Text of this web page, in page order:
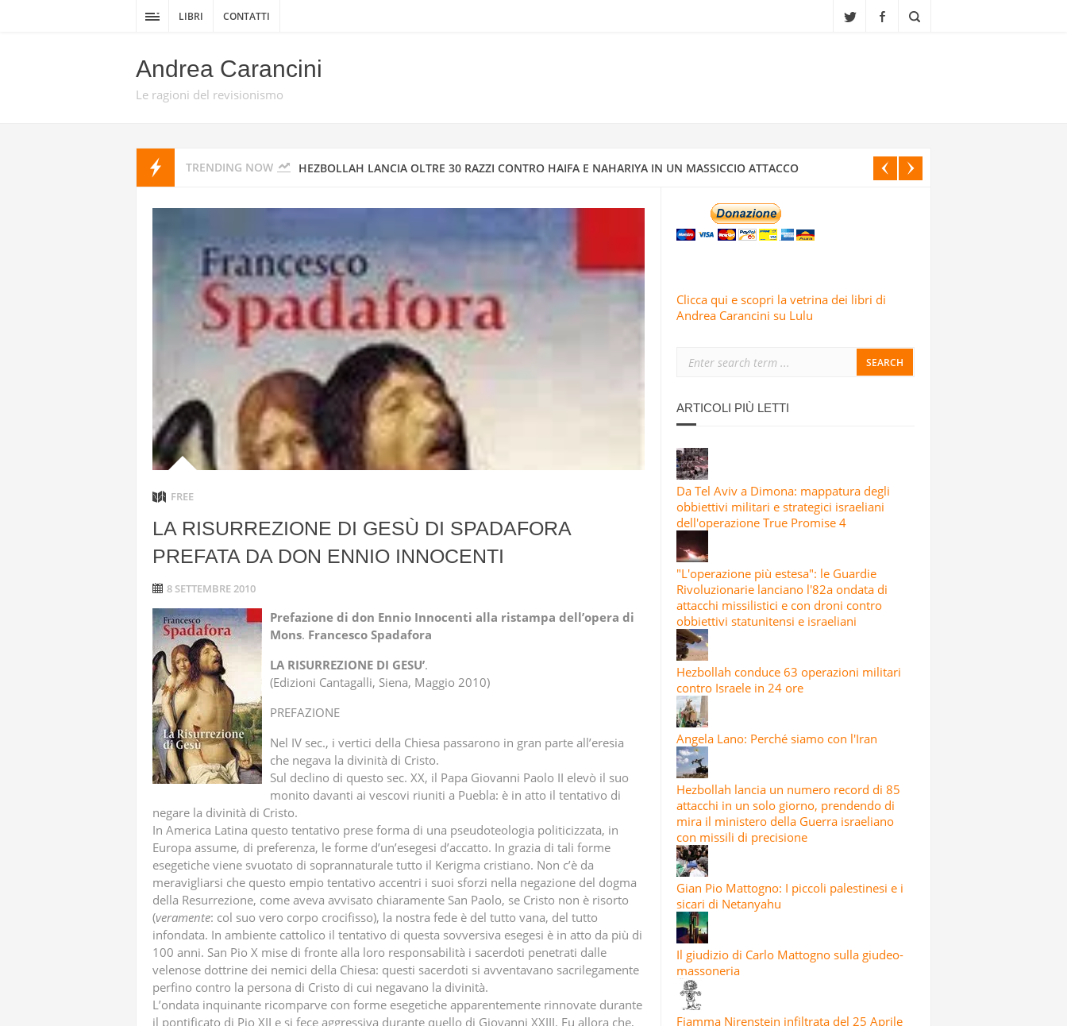
LIBRI CONTATTI
Andrea Carancini
Le ragioni del revisionismo
TRENDING NOW HEZBOLLAH LANCIA OLTRE 30 RAZZI CONTRO HAIFA E NAHARIYA IN UN MASSICCIO ATTACCO
STATI UNITI E ISRAELE INTENSIFICANO GLI ATTACCHI CONTRO AREE RESIDENZIALI, SCUOLE E CENTRI CULTURALI IN
IRAN
I MISSILI IRANIANI PIOVONO SUI CENTRI DI INTELLIGENCE “SICURI” DI ISRAELE: LO AFFERMA IL CORPO DELLE
GUARDIE RIVOLUZIONARIE ISLAMICHE
ANGELA LANO: PERCHÉ SIAMO CON L’IRAN
“L’OPERAZIONE PIÙ ESTESA”: LE GUARDIE RIVOLUZIONARIE LANCIANO L’82A ONDATA DI ATTACCHI MISSILISTICI E
CON DRONI CONTRO OBBIETTIVI STATUNITENSI E ISRAELIANI
FREE
LA RISURREZIONE DI GESÙ DI SPADAFORA
PREFATA DA DON ENNIO INNOCENTI
8 SETTEMBRE 2010
Prefazione di don Ennio Innocenti alla ristampa dell’opera di
Mons. Francesco Spadafora
LA RISURREZIONE DI GESU’.
(Edizioni Cantagalli, Siena, Maggio 2010)
PREFAZIONE
Nel IV sec., i vertici della Chiesa passarono in gran parte all’eresia
che negava la divinità di Cristo.
Sul declino di questo sec. XX, il Papa Giovanni Paolo II elevò il suo
monito davanti ai vescovi riuniti a Puebla: è in atto il tentativo di
negare la divinità di Cristo.
In America Latina questo tentativo prese forma di una pseudoteologia politicizzata, in
Europa assume, di preferenza, le forme d’un’esegesi d’accatto. In grazia di tali forme
esegetiche viene svuotato di soprannaturale tutto il Kerigma cristiano. Non c’è da
meravigliarsi che questo empio tentativo accentri i suoi sforzi nella negazione del dogma
della Resurrezione, come aveva avvisato chiaramente San Paolo, se Cristo non è risorto
(veramente: col suo vero corpo crocifisso), la nostra fede è del tutto vana, del tutto
infondata. In ambiente cattolico il tentativo di questa sovversiva esegesi è in atto da più di
100 anni. San Pio X mise di fronte alla loro responsabilità i sacerdoti penetrati dalle
velenose dottrine dei nemici della Chiesa: questi sacerdoti si avventavano sacrilegamente
perfino contro la persona di Cristo di cui negavano la divinità.
L’ondata inquinante ricomparve con forme esegetiche apparentemente rinnovate durante
il pontificato di Pio XII e si fece aggressiva durante quello di Giovanni XXIII. Fu allora che,
Clicca qui e scopri la vetrina dei libri di
Andrea Carancini su Lulu
ARTICOLI PIÙ LETTI
Da Tel Aviv a Dimona: mappatura degli
obbiettivi militari e strategici israeliani
dell'operazione True Promise 4
"L'operazione più estesa": le Guardie
Rivoluzionarie lanciano l'82a ondata di
attacchi missilistici e con droni contro
obbiettivi statunitensi e israeliani
Hezbollah conduce 63 operazioni militari
contro Israele in 24 ore
Angela Lano: Perché siamo con l'Iran
Hezbollah lancia un numero record di 85
attacchi in un solo giorno, prendendo di
mira il ministero della Guerra israeliano
con missili di precisione
Gian Pio Mattogno: I piccoli palestinesi e i
sicari di Netanyahu
Il giudizio di Carlo Mattogno sulla giudeo-
massoneria
Fiamma Nirenstein infiltrata del 25 Aprile